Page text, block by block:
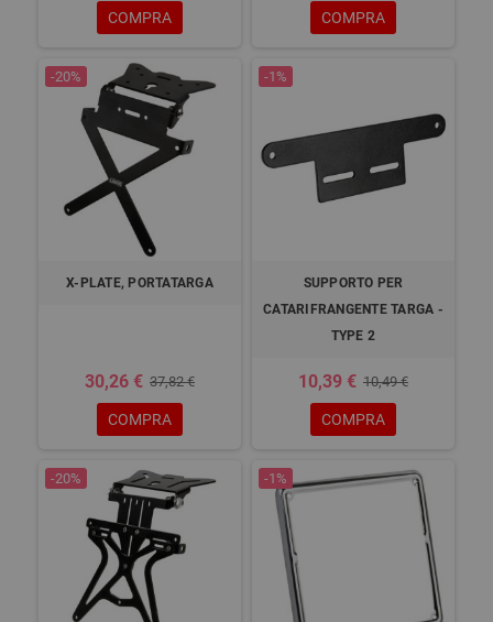
COMPRA COMPRA
-20%
X-PLATE, PORTATARGA
30,26 € 37,82 €
COMPRA
-1%
SUPPORTO PER
CATARIFRANGENTE TARGA -
TYPE 2
10,39 € 10,49 €
COMPRA
-20% -1%